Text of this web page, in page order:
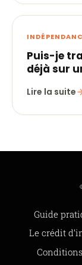
Puis-je
déjà sur
Lire la suite
Guide
Le crédit
Offre de
Informations légales
SAS CLUB TIDY
165 Avenue de Bretagne